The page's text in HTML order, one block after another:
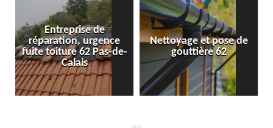
Entreprise de
urgence
toiture 62 Pas-de-
Calais
Nettoyage et pose de
gouttière 62
Pose